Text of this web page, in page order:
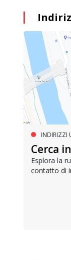
INDIRIZZI
Cerca
Esplora la
contatto di